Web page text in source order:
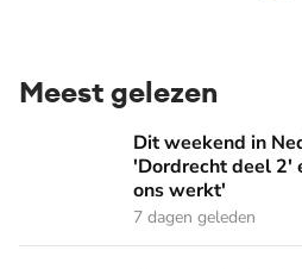
Meest gelezen
Dit weekend in Nederland
Dit weekend in
'Dordrecht deel 2'
ons werkt'
7 dagen geleden